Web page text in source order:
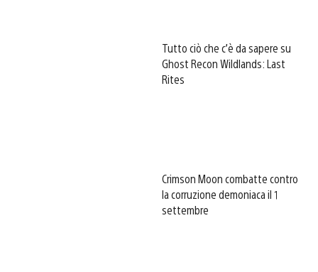
Tutto ciò che c’è da sapere su
Ghost Recon Wildlands: Last
Rites
Crimson Moon combatte contro
la corruzione demoniaca il 1
settembre